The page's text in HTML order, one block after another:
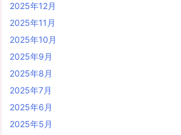
2025年12月
2025年11月
2025年10月
2025年9月
2025年8月
2025年7月
2025年6月
2025年5月